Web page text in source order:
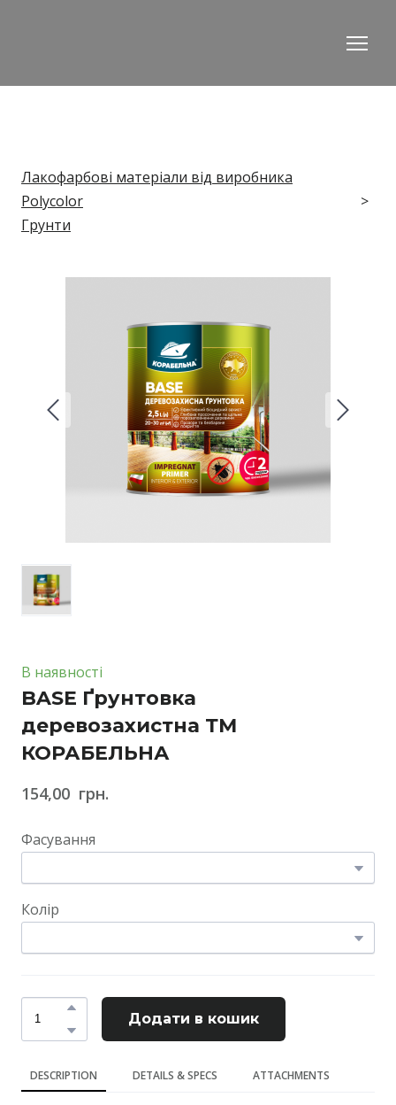
Лакофарбові матеріали від виробника
Polycolor
Грунти
В наявності
BASE Ґрунтовка
деревозахистна ТМ
КОРАБЕЛЬНА
154,00  грн.
Фасування
Колір
Додати в кошик
DESCRIPTION DETAILS & SPECS ATTACHMENTS